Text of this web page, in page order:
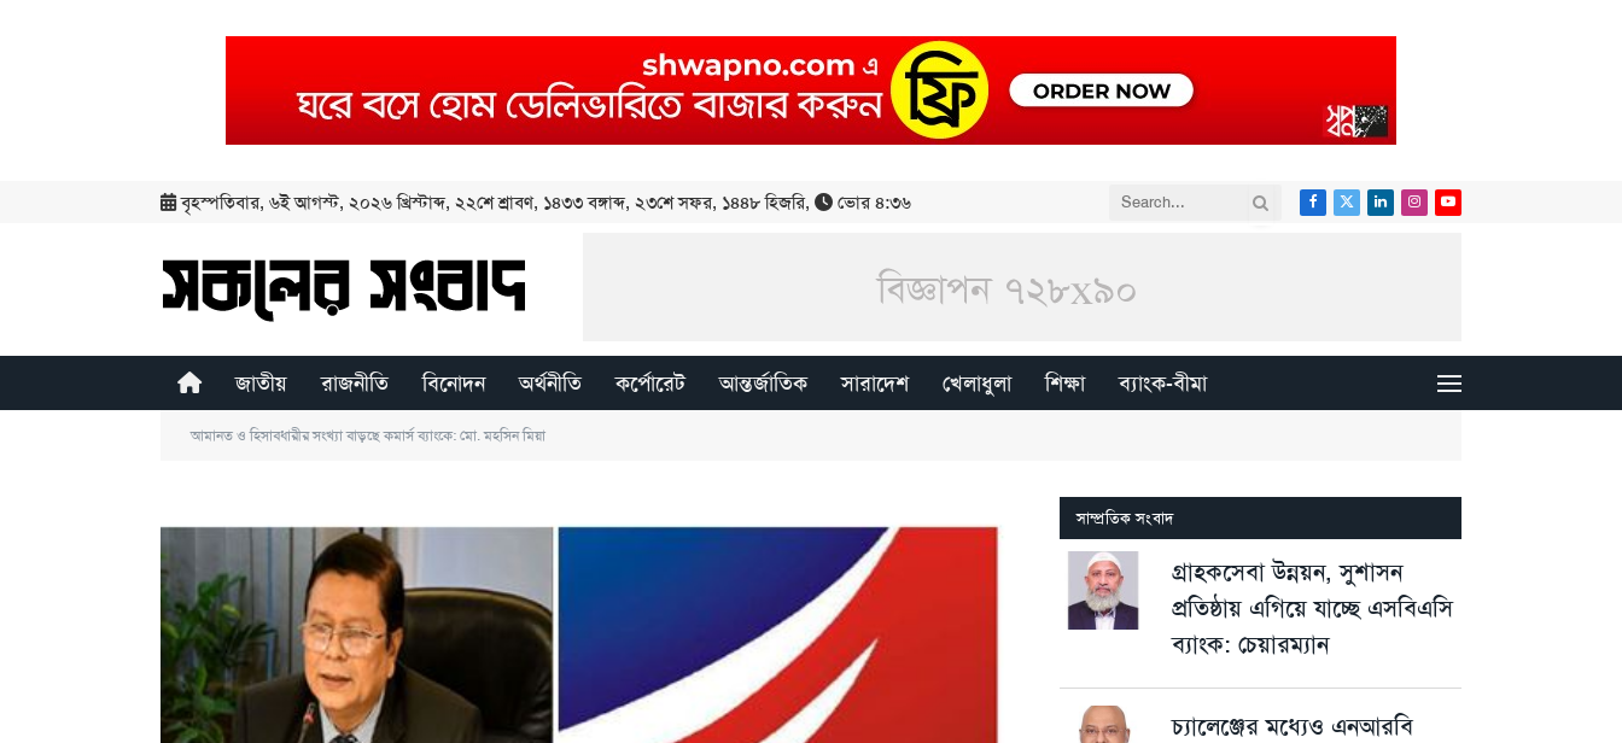
বৃহস্পতিবার, ৬ই আগস্ট, ২০২৬ খ্রিস্টাব্দ, ২২শে শ্রাবণ, ১৪৩৩ বঙ্গাব্দ, ২৩শে সফর, ১৪৪৮ হিজরি, ভোর ৪:৩৬ Facebook
X
LinkedInInstagram
YouTube
জাতীয় রাজনীতি বিনোদন অর্থনীতি কর্পোরেট আন্তর্জাতিক সারাদেশ খেলাধুলা শিক্ষা ব্যাংক-বীমা
আমানত ও হিসাবধারীর সংখ্যা বাড়ছে কমার্স ব্যাংকে: মো. মহসিন মিয়া
সাম্প্রতিক সংবাদ
গ্রাহকসেবা উন্নয়ন, সুশাসন
প্রতিষ্ঠায় এগিয়ে যাচ্ছে এসবিএসি
ব্যাংক: চেয়ারম্যান
চ্যালেঞ্জের মধ্যেও এনআরবি